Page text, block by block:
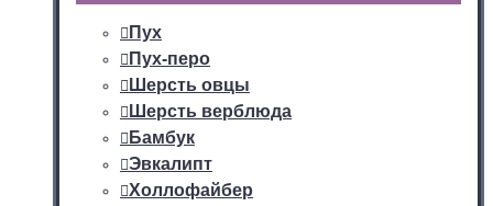
Пух
Пух-перо
Шерсть овцы
Шерсть верблюда
Бамбук
Эвкалипт
Холлофайбер